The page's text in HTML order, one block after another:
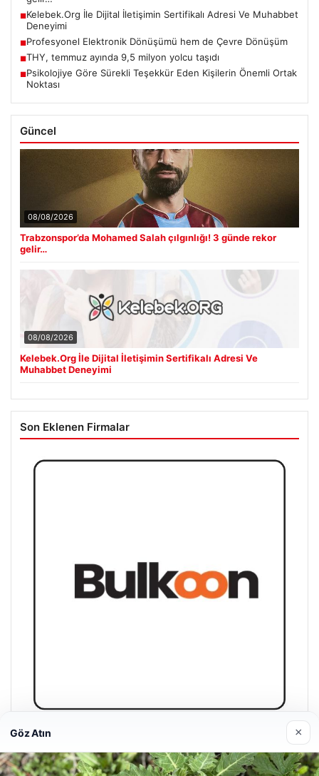
■Kelebek.Org İle Dijital İletişimin Sertifikalı Adresi Ve Muhabbet
Deneyimi
■Profesyonel Elektronik Dönüşümü hem de Çevre Dönüşüm
■THY, temmuz ayında 9,5 milyon yolcu taşıdı
■Psikolojiye Göre Sürekli Teşekkür Eden Kişilerin Önemli Ortak
Noktası
Güncel
08/08/2026
Trabzonspor’da Mohamed Salah çılgınlığı! 3 günde rekor
gelir…
08/08/2026
Kelebek.Org İle Dijital İletişimin Sertifikalı Adresi Ve
Muhabbet Deneyimi
Son Eklenen Firmalar
Bulkoon Toptan Ayakkabı
03/05/2026
Göz Atın ×